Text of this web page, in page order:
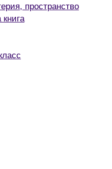
пространство
книга